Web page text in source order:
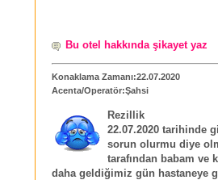
Bu otel hakkında şikayet yaz
Konaklama Zamanı:22.07.2020
Acenta/Operatör:Şahsi
Rezillik
22.07.2020 tarihinde
sorun olurmu diye
tarafından babam ve
daha geldiğimiz gün hastaneye